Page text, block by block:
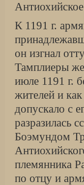
К 1191 г.
он изгнал
Тамплиеры же
июле 1191 г.
жителей и
допускало с
разразилась
Боэмундом
племянника
по отцу и